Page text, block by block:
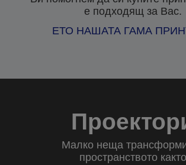
е подходящ за Вас.
ЕТО НАШАТА ГАМА
Малко неща
пространството както